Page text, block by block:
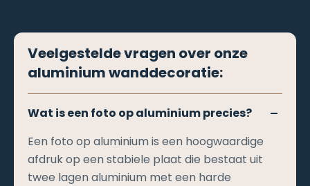
Veelgestelde vragen over onze
aluminium wanddecoratie:
Wat is een foto op aluminium precies?
Een foto op aluminium is een hoogwaardige
afdruk op een stabiele plaat die bestaat uit
twee lagen aluminium met een harde